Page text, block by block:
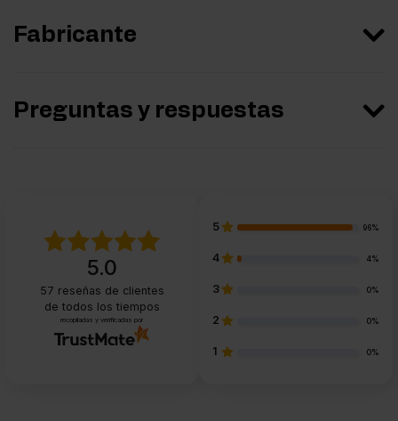
Fabricante
Preguntas y respuestas
5.0
57 reseñas de clientes
de todos los tiempos
recopiladas y verificadas por
5 96%
4 4%
3 0%
2 0%
1 0%